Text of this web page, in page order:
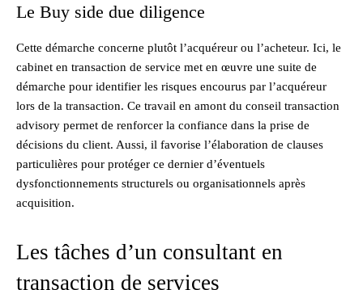
Le Buy side due diligence
Cette démarche concerne plutôt l’acquéreur ou l’acheteur. Ici, le
cabinet en transaction de service met en œuvre une suite de
démarche pour identifier les risques encourus par l’acquéreur
lors de la transaction. Ce travail en amont du conseil transaction
advisory permet de renforcer la confiance dans la prise de
décisions du client. Aussi, il favorise l’élaboration de clauses
particulières pour protéger ce dernier d’éventuels
dysfonctionnements structurels ou organisationnels après
acquisition.
Les tâches d’un consultant en
transaction de services